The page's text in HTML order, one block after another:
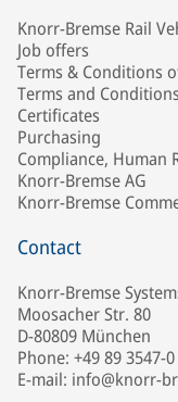
Knorr-Bremse Rail
Job offers
Terms & Conditions
Terms and
Certificates
Purchasing
Compliance, Human
Knorr-Bremse AG
Knorr-Bremse
Contact
Knorr-Bremse
Moosacher Str. 80
D-80809 München
Phone: +49 89 3547-0
E-mail: info@knorr-